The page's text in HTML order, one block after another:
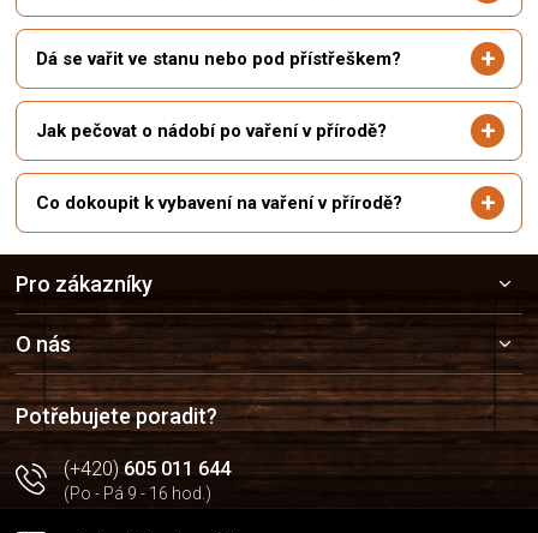
Dá se vařit ve stanu nebo pod přístřeškem?
Jak pečovat o nádobí po vaření v přírodě?
Co dokoupit k vybavení na vaření v přírodě?
a
t
í
Pro zákazníky
O nás
Potřebujete poradit?
(+420)605 011 644
(Po - Pá 9 - 16 hod.)